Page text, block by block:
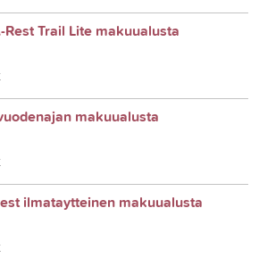
Rest Trail Lite makuualusta
makuualusta
ilmataytteinen makuualusta